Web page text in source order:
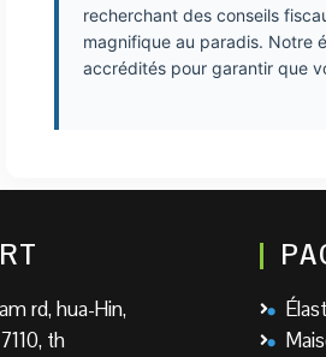
recherchant des conseils
magnifique au paradis. Notre
accrédités pour garantir que
rd, hua-Hin,
th